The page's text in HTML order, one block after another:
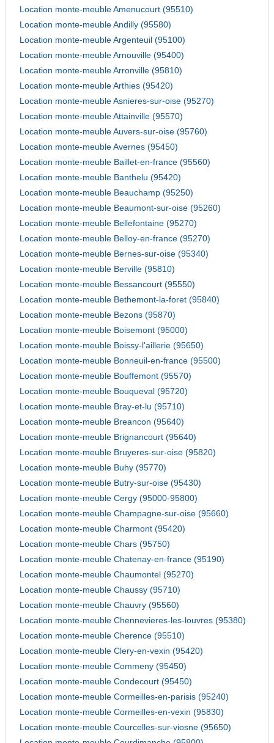
Location monte-meuble Amenucourt (95510)
Location monte-meuble Andilly (95580)
Location monte-meuble Argenteuil (95100)
Location monte-meuble Arnouville (95400)
Location monte-meuble Arronville (95810)
Location monte-meuble Arthies (95420)
Location monte-meuble Asnieres-sur-oise (95270)
Location monte-meuble Attainville (95570)
Location monte-meuble Auvers-sur-oise (95760)
Location monte-meuble Avernes (95450)
Location monte-meuble Baillet-en-france (95560)
Location monte-meuble Banthelu (95420)
Location monte-meuble Beauchamp (95250)
Location monte-meuble Beaumont-sur-oise (95260)
Location monte-meuble Bellefontaine (95270)
Location monte-meuble Belloy-en-france (95270)
Location monte-meuble Bernes-sur-oise (95340)
Location monte-meuble Berville (95810)
Location monte-meuble Bessancourt (95550)
Location monte-meuble Bethemont-la-foret (95840)
Location monte-meuble Bezons (95870)
Location monte-meuble Boisemont (95000)
Location monte-meuble Boissy-l'aillerie (95650)
Location monte-meuble Bonneuil-en-france (95500)
Location monte-meuble Bouffemont (95570)
Location monte-meuble Bouqueval (95720)
Location monte-meuble Bray-et-lu (95710)
Location monte-meuble Breancon (95640)
Location monte-meuble Brignancourt (95640)
Location monte-meuble Bruyeres-sur-oise (95820)
Location monte-meuble Buhy (95770)
Location monte-meuble Butry-sur-oise (95430)
Location monte-meuble Cergy (95000-95800)
Location monte-meuble Champagne-sur-oise (95660)
Location monte-meuble Charmont (95420)
Location monte-meuble Chars (95750)
Location monte-meuble Chatenay-en-france (95190)
Location monte-meuble Chaumontel (95270)
Location monte-meuble Chaussy (95710)
Location monte-meuble Chauvry (95560)
Location monte-meuble Chennevieres-les-louvres (95380)
Location monte-meuble Cherence (95510)
Location monte-meuble Clery-en-vexin (95420)
Location monte-meuble Commeny (95450)
Location monte-meuble Condecourt (95450)
Location monte-meuble Cormeilles-en-parisis (95240)
Location monte-meuble Cormeilles-en-vexin (95830)
Location monte-meuble Courcelles-sur-viosne (95650)